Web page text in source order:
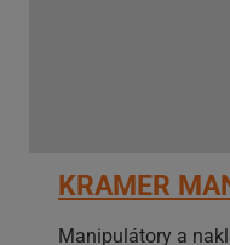
KRAMER
Manipulátory a